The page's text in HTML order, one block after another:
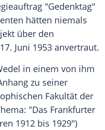
"Gedenktag"
hätten niemals
über den
Juni 1953 anvertraut.
in einem von ihm
zu seiner
Fakultät der
"Das Frankfurter
1912 bis 1929")